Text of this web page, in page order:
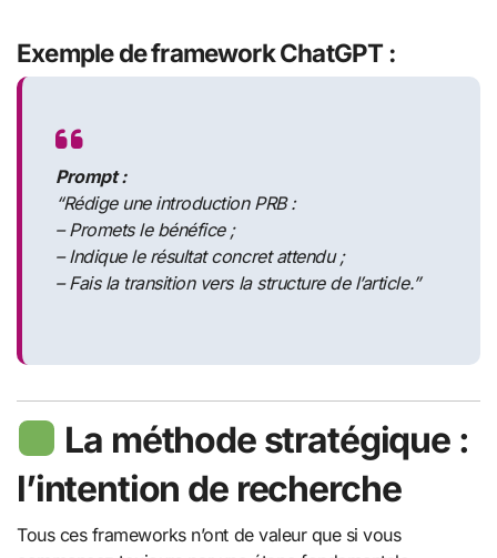
Exemple de framework ChatGPT :
Prompt :
“Rédige une introduction PRB :
– Promets le bénéfice ;
– Indique le résultat concret attendu ;
– Fais la transition vers la structure de l’article.”
La méthode stratégique :
l’intention de recherche
Tous ces frameworks n’ont de valeur que si vous